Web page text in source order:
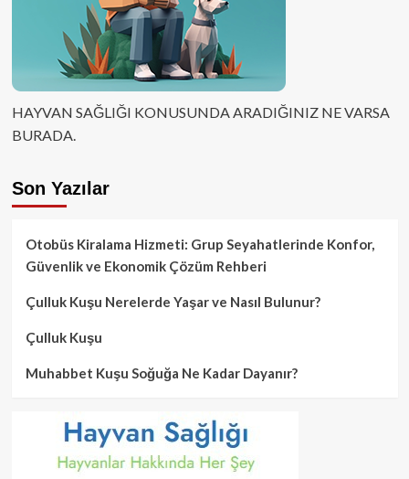
HAYVAN SAĞLIĞI KONUSUNDA ARADIĞINIZ NE VARSA
BURADA.
Son Yazılar
Otobüs Kiralama Hizmeti: Grup Seyahatlerinde Konfor,
Güvenlik ve Ekonomik Çözüm Rehberi
Çulluk Kuşu Nerelerde Yaşar ve Nasıl Bulunur?
Çulluk Kuşu
Muhabbet Kuşu Soğuğa Ne Kadar Dayanır?